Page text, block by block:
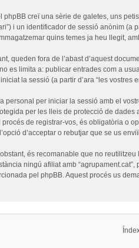
creï una sèrie de galetes, uns
i un identificador de sessió anònim (a
quins temes ja heu llegit,
queden fora de l’abast d’aquest
limita a: publicar entrades com a
la sessió (a partir d’ara “les vostres
per iniciar la sessió amb el
per les lleis de protecció de
de registrar-vos, és obligatòria o
d’acceptar o rebutjar que se us
és recomanable que no
ningú afiliat amb
pel phpBB. Aquest procés us